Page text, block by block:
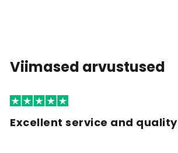
Viimased arvustused
Excellent service and quality